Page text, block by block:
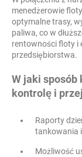
menedżerowie
optymalne trasy,
paliwa, co w
rentowności floty i
przedsiębiorstwa.
W jaki sposób
kontrolę i
Raporty
tankowania
Możliwość